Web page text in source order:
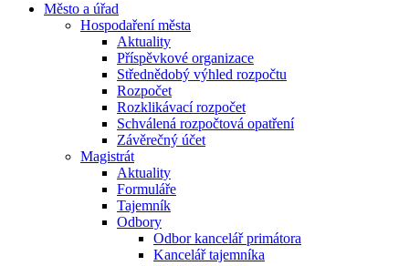
Město a úřad
Hospodaření města
Aktuality
Příspěvkové organizace
Střednědobý výhled rozpočtu
Rozpočet
Rozklikávací rozpočet
Schválená rozpočtová opatření
Závěrečný účet
Magistrát
Aktuality
Formuláře
Tajemník
Odbory
Odbor kancelář primátora
Kancelář tajemníka